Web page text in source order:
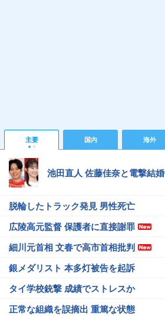
主要 国内 海外
池田直人 佐藤佳奈と電撃結婚
脱輪したトラック発見 男性死亡
広陵高元監督 保護者に直接謝罪
細川元首相 文春で高市首相批判
銀メダリスト 本多灯被告を起訴
タイ学校銃撃 成績でストレスか
正常な組織を誤摘出 重篤な状態